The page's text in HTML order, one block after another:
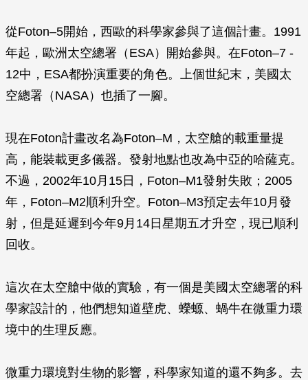
從Foton–5開始，西歐的科學家參與了這個計畫。1991
年起，歐洲太空總署（ESA）開始參與。在Foton–7 -
12中，ESA都扮演重要的角色。上個世紀末，美國太
空總署（NASA）也插了一腳。
現在Foton計畫改名為Foton–M，太空艙的載重量提
高，能裝載更多儀器。發射地點也改為中亞的哈薩克。
不過，2002年10月15日，Foton–M1發射失敗；2005
年，Foton–M2順利升空。Foton–M3預定去年10月發
射，但是延遲到今年9月14日星期五才升空，現已順利
回收。
這次在太空艙中做的實驗，有一個是美國太空總署的科
學家設計的，他們想知道壁虎、蠑螈、蝸牛在微重力環
境中的生理反應。
微重力環境對生物的影響，科學家知道的還不夠多。去